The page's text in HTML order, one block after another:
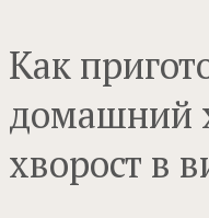
Как
домашний
хворост в